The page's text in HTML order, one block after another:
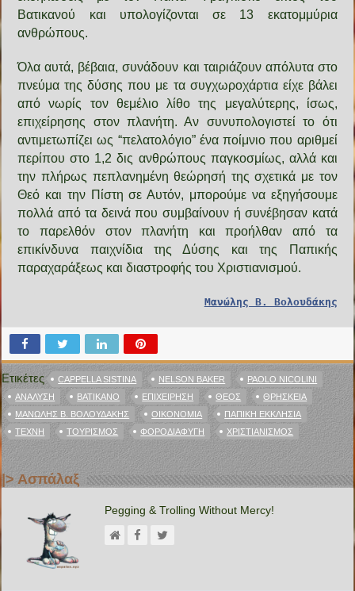
Βατικανού και υπολογίζονται σε 13 εκατομμύρια
ανθρώπους.
Όλα αυτά, βέβαια, συνάδουν και ταιριάζουν απόλυτα στο
πνεύμα της δύσης που με τα συγχωροχάρτια είχε βάλει
από νωρίς τον θεμέλιο λίθο της μεγαλύτερης, ίσως,
επιχείρησης στον πλανήτη. Αν συνυπολογιστεί το ότι
αντιμετωπίζει ως “πελατολόγιο” ένα ποίμνιο που αριθμεί
περίπου στο 1,2 δις ανθρώπους παγκοσμίως, αλλά και
την πλήρως πεπλανημένη θεώρησή της σχετικά με τον
Θεό και την Πίστη σε Αυτόν, μπορούμε να εξηγήσουμε
πολλά από τα δεινά που συμβαίνουν ή συνέβησαν κατά
το παρελθόν στον πλανήτη και προήλθαν από τα
επικίνδυνα παιχνίδια της Δύσης και της Παπικής
παραχαράξεως και διαστροφής του Χριστιανισμού.
Μανώλης Β. Βολουδάκης
Ετικέτες CAPPELLA SISTINA NELSON BAKER
PAOLO NICOLINI
ΑΝΆΛΥΣΗ
ΒΑΤΙΚΑΝΌ ΕΠΙΧΕΊΡΗΣΗ ΘΕΌΣ
ΘΡΗΣΚΕΊΑ
ΜΑΝΏΛΗΣ Β. ΒΟΛΟΥΔΆΚΗΣ
ΟΙΚΟΝΟΜΊΑ
ΠΑΠΙΚΉ ΕΚΚΛΗΣΊΑ
ΤΈΧΝΗ
ΤΟΥΡΙΣΜΌΣ ΦΟΡΟΔΙΑΦΥΓΉ ΧΡΙΣΤΙΑΝΙΣΜΌΣ
|> Ασπάλαξ
Pegging & Trolling Without Mercy!